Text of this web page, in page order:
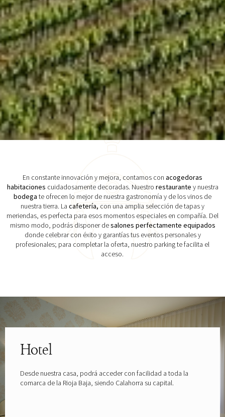
En constante innovación y mejora, contamos con acogedoras
habitaciones cuidadosamente decoradas. Nuestro restaurante y nuestra
bodega te ofrecen lo mejor de nuestra gastronomía y de los vinos de
nuestra tierra. La cafetería, con una amplia selección de tapas y
meriendas, es perfecta para esos momentos especiales en compañía. Del
mismo modo, podrás disponer desalones perfectamente equipados
donde celebrar con éxito y garantías tus eventos personales y
profesionales; para completar la oferta, nuestro parking te facilita el
acceso.
Hotel
Desde nuestra casa, podrá acceder con facilidad a toda la
comarca de la Rioja Baja, siendo Calahorra su capital.